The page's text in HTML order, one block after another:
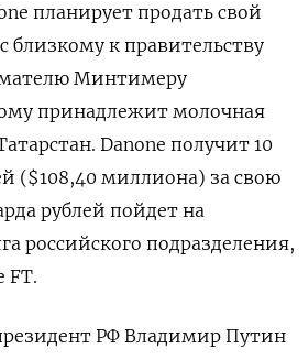
планирует продать свой
близкому к правительству
Минтимеру
принадлежит молочная
Danone получит 10
($108,40 миллиона) за свою
рублей пойдет на
российского подразделения,
FT.
РФ Владимир Путин